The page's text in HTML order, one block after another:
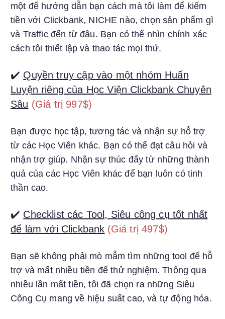
một để hướng dẫn bạn cách mà tôi làm để kiếm
tiền với Clickbank, NICHE nào, chọn sản phẩm gì
và Traffic đến từ đâu. Bạn có thể nhìn chính xác
cách tôi thiết lập và thao tác mọi thứ.
✔️ Quyền truy cập vào một nhóm Huấn
Luyện riêng của Học Viện Clickbank Chuyên
Sâu (Giá trị 997$)
Bạn được học tập, tương tác và nhận sự hỗ trợ
từ các Học Viên khác. Bạn có thể đạt câu hỏi và
nhận trợ giúp. Nhận sự thúc đẩy từ những thành
quả của các Học Viên khác để bạn luôn có tinh
thần cao.
✔️ Checklist các Tool, Siêu công cụ tốt nhất
để làm với Clickbank (Giá trị 497$)
Bạn sẽ không phải mò mẫm tìm những tool để hỗ
trợ và mất nhiều tiền để thử nghiệm. Thông qua
nhiều lần mất tiền, tôi đã chọn ra những Siêu
Công Cụ mang về hiệu suất cao, và tự động hóa.